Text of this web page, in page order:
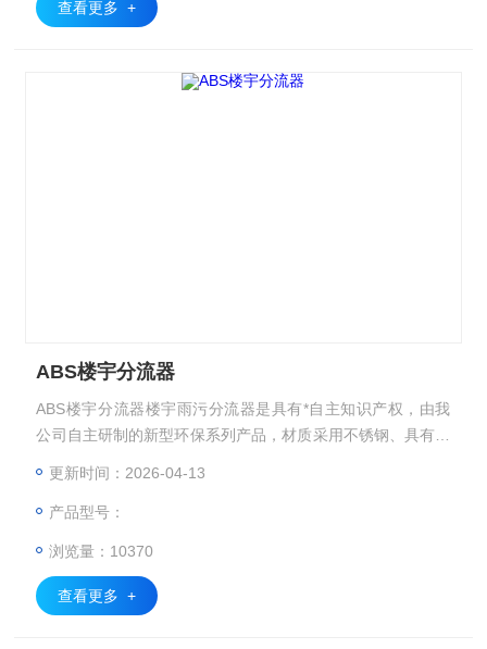
查看更多 +
ABS楼宇分流器
ABS楼宇分流器楼宇雨污分流器是具有*自主知识产权，由我
公司自主研制的新型环保系列产品，材质采用不锈钢、具有体
更新时间：2026-04-13
产品型号：
浏览量：10370
查看更多 +